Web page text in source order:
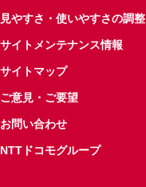
見やすさ・使いやすさの調整
サイトメンテナンス情報
サイトマップ
ご意見・ご要望
お問い合わせ
NTTドコモグループ